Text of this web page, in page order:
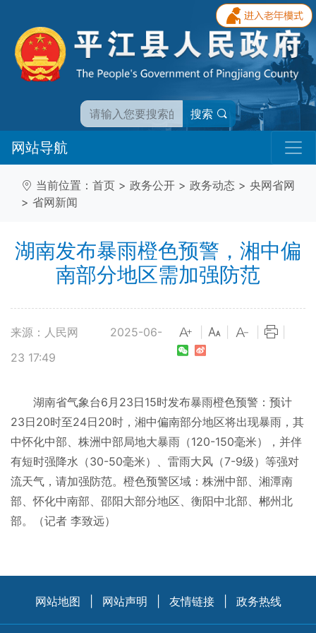
搜索
网站导航
当前位置： 首页 > 政务公开 > 政务动态 > 央网省网
> 省网新闻
湖南发布暴雨橙色预警，湘中偏
南部分地区需加强防范
来源：人民网
2025-06-
23 17:49
湖南省气象台6月23日15时发布暴雨橙色预警：预计
23日20时至24日20时，湘中偏南部分地区将出现暴雨，其
中怀化中部、株洲中部局地大暴雨（120-150毫米），并伴
有短时强降水（30-50毫米）、雷雨大风（7-9级）等强对
流天气，请加强防范。橙色预警区域：株洲中部、湘潭南
部、怀化中南部、邵阳大部分地区、衡阳中北部、郴州北
部。（记者 李致远）
网站地图 网站声明 友情链接 政务热线